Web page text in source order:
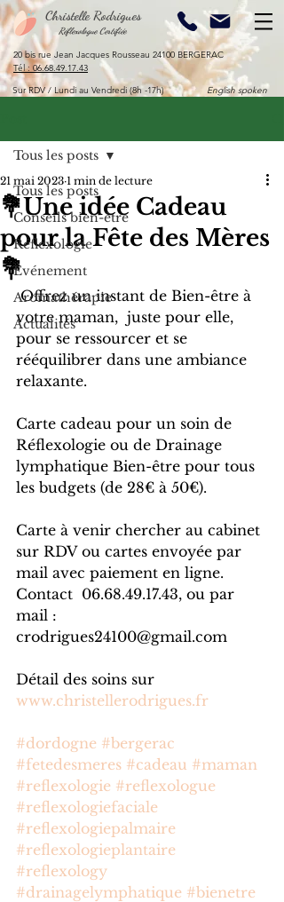
Christelle Rodrigues
Réflexologue Certifiée
20 bis rue Jean Jacques Rousseau 24100 BERGERAC​
​Tél : 06.68.49.17.43
Sur RDV / Lundi au Vendredi (8h -17h) English spoken
Tous les posts
Conseils bien-être
Réflexologie
Evénement
Aromathérapie
Actualités
Tous les posts
💐Une idée Cadeau
pour la Fête des Mères
💐
21 mai 2023 1 min de lecture
Offrez un instant de Bien-être à
votre maman,  juste pour elle,
pour se ressourcer et se
rééquilibrer dans une ambiance
relaxante.
Carte cadeau pour un soin de
Réflexologie ou de Drainage
lymphatique Bien-être pour tous
les budgets (de 28€ à 50€).
Carte à venir chercher au cabinet
sur RDV ou cartes envoyée par
mail avec paiement en ligne.
Contact  06.68.49.17.43, ou par
mail :
crodrigues24100@gmail.com
Détail des soins sur
www.christellerodrigues.fr
#dordogne #bergerac
#fetedesmeres #cadeau #maman
#reflexologie #reflexologue
#reflexologiefaciale
#reflexologiepalmaire
#reflexologieplantaire
#reflexology
#drainagelymphatique #bienetre